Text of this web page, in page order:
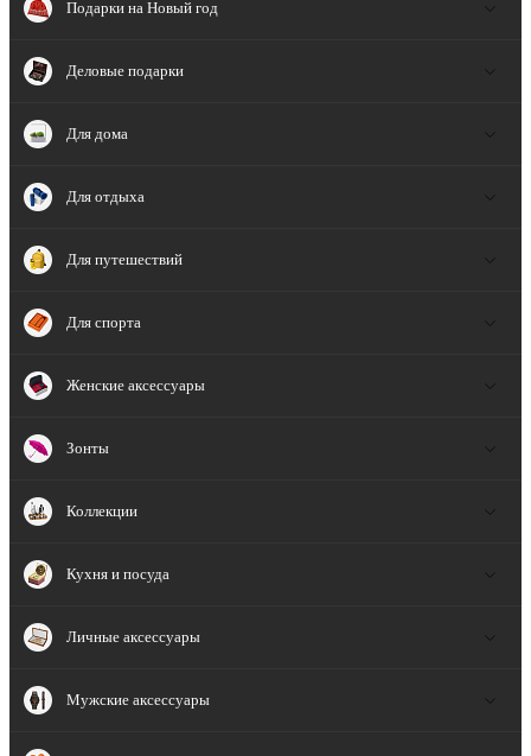
Подарки на Новый год
Деловые подарки
Для дома
Для отдыха
Для путешествий
Для спорта
Женские аксессуары
Зонты
Коллекции
Кухня и посуда
Личные аксессуары
Мужские аксессуары